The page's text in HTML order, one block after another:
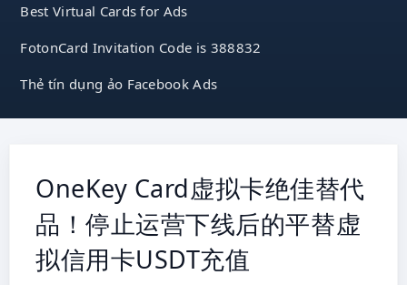
Best Virtual Cards for Ads
FotonCard Invitation Code is 388832
Thẻ tín dụng ảo Facebook Ads
OneKey Card虚拟卡绝佳替代
品！停止运营下线后的平替虚
拟信用卡USDT充值